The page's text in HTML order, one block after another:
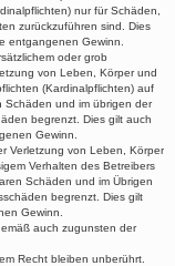
nur für Schäden,
zurückzuführen sind. Dies
entgangenen Gewinn.
oder grob
von Leben, Körper und
(Kardinalpflichten) auf
Schäden und im übrigen der
begrenzt. Dies gilt auch
Gewinn.
Verletzung von Leben, Körper
Verhalten des Betreibers
Schäden und im Übrigen
begrenzt. Dies gilt
Gewinn.
auch zugunsten der
Recht bleiben unberührt.